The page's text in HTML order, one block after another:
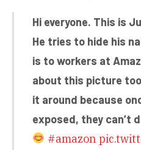
Hi everyone. This is
He tries to hide his
is to workers at
about this picture
it around because
exposed, they can’t
#amazon